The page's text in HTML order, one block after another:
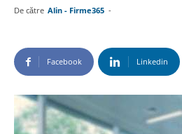
De către Alin - Firme365 -
Facebook Linkedin